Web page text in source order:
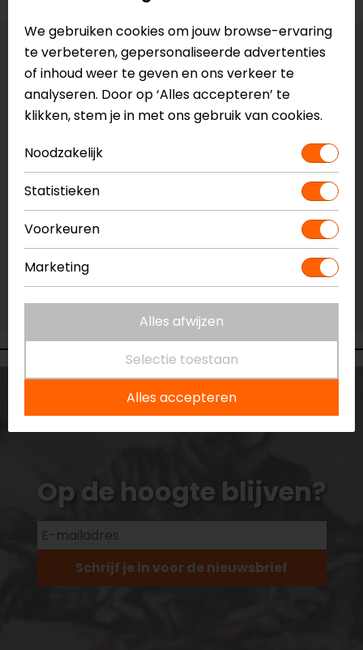
Maat:57
Vestiging Apeldoorn
Niet op voorraad
Vestiging Breda
Niet op voorraad
Vestiging Capelle a/d IJssel
Niet op voorraad
Niet op voorraad
Vestiging Vianen
Op de hoogte blijven?
Schrijf je in voor de nieuwsbrief
We gebruiken cookies om jouw browse-ervaring
te verbeteren, gepersonaliseerde advertenties
of inhoud weer te geven en ons verkeer te
analyseren. Door op ‘Alles accepteren’ te
klikken, stem je in met ons gebruik van cookies.
Noodzakelijk
Statistieken
Voorkeuren
Marketing
Alles afwijzen
Selectie toestaan
Alles accepteren